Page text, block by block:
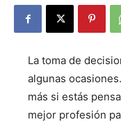
La toma de
algunas
más si estás
mejor profesión